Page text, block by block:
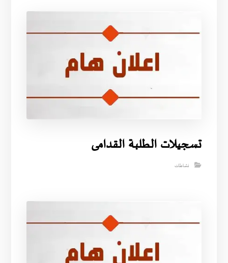
تسجيلات الطلبة القدامى
نشاطات